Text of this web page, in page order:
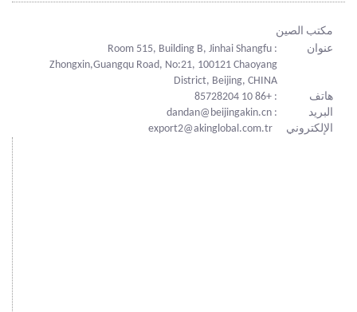
مكتب الصين
عنوان
: Room 515, Building B, Jinhai Shangfu
Zhongxin,Guangqu Road, No:21, 100121 Chaoyang
District, Beijing, CHINA
هاتف
: +86 10 85728204
البريد
الإلكتروني
: dandan@beijingakin.cn